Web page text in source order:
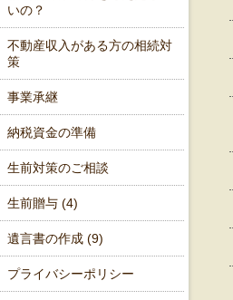
いの？
不動産収入がある方の相続対
策
事業承継
納税資金の準備
生前対策のご相談
生前贈与 (4)
遺言書の作成 (9)
プライバシーポリシー